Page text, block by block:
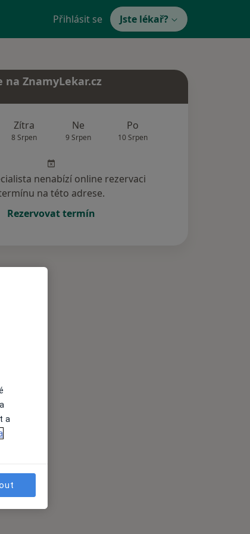
Přihlásit se Jste lékař?
na ZnamyLekar.cz
Zítra
8 Srpen
Ne
9 Srpen
Po
10 Srpen
nenabízí online rezervaci
na této adrese.
Rezervovat termín
a